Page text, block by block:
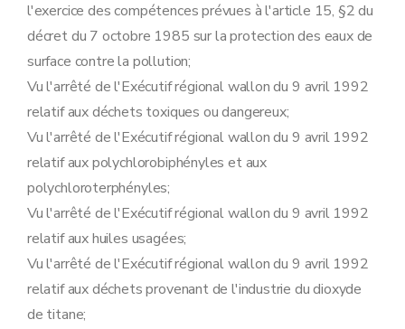
Art. 81
Art. 82
Modalités de libération de la sûreté
Art. 83
Art. 84
Sous-section 4
Art. 85
Art. 86
Section 6
Procédure de prolongation de la durée de validité d'un permis d'environnement accordé pour un établissement temporaire visée à l'article 52 du décret
Art. 87
Art. 88
Art. 89
Section 7 Mesures de police administrative
Sous-section première
Art. 90
Art. 91
Art. 92
l'exercice des compétences prévues à l'article 15, §2 du
décret du 7 octobre 1985 sur la protection des eaux de
surface contre la pollution;
Vu l'arrêté de l'Exécutif régional wallon du 9 avril 1992
relatif aux déchets toxiques ou dangereux;
Vu l'arrêté de l'Exécutif régional wallon du 9 avril 1992
relatif aux polychlorobiphényles et aux
polychloroterphényles;
Vu l'arrêté de l'Exécutif régional wallon du 9 avril 1992
relatif aux huiles usagées;
Vu l'arrêté de l'Exécutif régional wallon du 9 avril 1992
relatif aux déchets provenant de l'industrie du dioxyde
de titane;